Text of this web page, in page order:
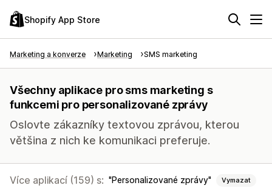
Shopify App Store
Marketing a konverze Marketing SMS marketing
Všechny aplikace pro sms marketing s
funkcemi pro personalizované zprávy
Oslovte zákazníky textovou zprávou, kterou
většina z nich ke komunikaci preferuje.
Více aplikací (159) s: Personalizované zprávy Vymazat